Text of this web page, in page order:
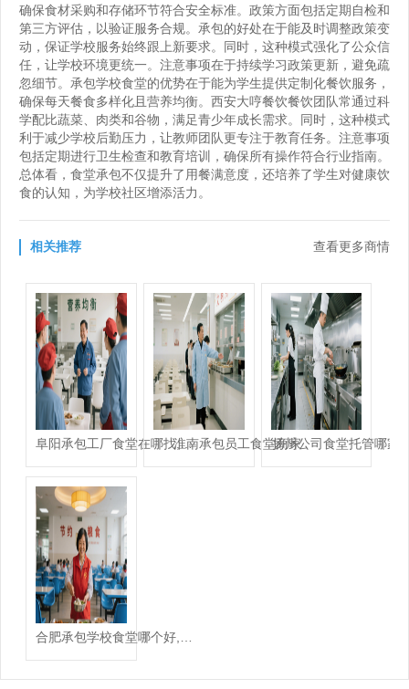
确保食材采购和存储环节符合安全标准。政策方面包括定期自检和
第三方评估，以验证服务合规。承包的好处在于能及时调整政策变
动，保证学校服务始终跟上新要求。同时，这种模式强化了公众信
任，让学校环境更统一。注意事项在于持续学习政策更新，避免疏
忽细节。承包学校食堂的优势在于能为学生提供定制化餐饮服务，
确保每天餐食多样化且营养均衡。西安大哼餐饮餐饮团队常通过科
学配比蔬菜、肉类和谷物，满足青少年成长需求。同时，这种模式
利于减少学校后勤压力，让教师团队更专注于教育任务。注意事项
包括定期进行卫生检查和教育培训，确保所有操作符合行业指南。
总体看，食堂承包不仅提升了用餐满意度，还培养了学生对健康饮
食的认知，为学校社区增添活力。
相关推荐 查看更多商情
阜阳承包工厂食堂在哪找,承包学校食堂哪家好
淮南承包员工食堂商家扬州公司食堂托管哪家